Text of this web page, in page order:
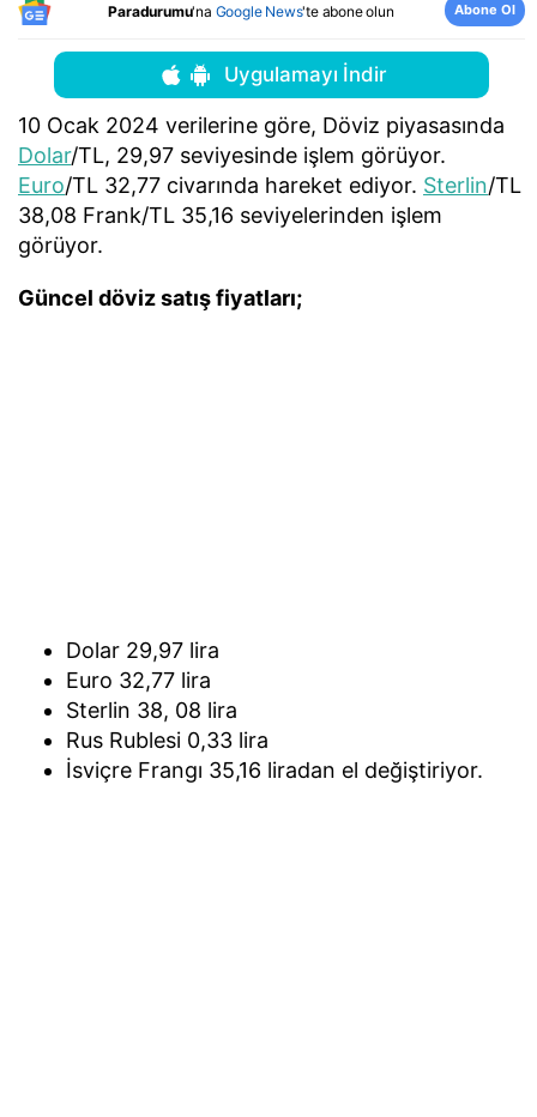
Paradurumu'na Google News'te abone olun Abone Ol
Uygulamayı İndir
10 Ocak 2024 verilerine göre, Döviz piyasasında
Dolar/TL, 29,97 seviyesinde işlem görüyor.
Euro/TL 32,77 civarında hareket ediyor. Sterlin/TL
38,08 Frank/TL 35,16 seviyelerinden işlem
görüyor.
Güncel döviz satış fiyatları;
Dolar 29,97 lira
Euro 32,77 lira
Sterlin 38, 08 lira
Rus Rublesi 0,33 lira
İsviçre Frangı 35,16 liradan el değiştiriyor.